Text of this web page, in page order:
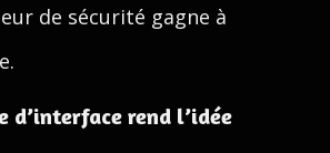
de sécurité gagne à
d’interface rend l’idée